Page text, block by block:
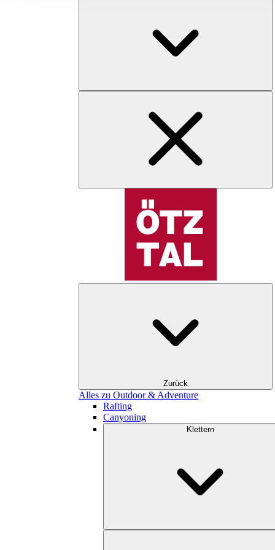
Zurück
Alles zu Outdoor & Adventure
Rafting
Canyoning
Klettern